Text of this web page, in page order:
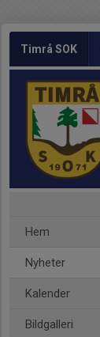
Timrå SOK
Hem
Nyheter
Kalender
Bildgalleri